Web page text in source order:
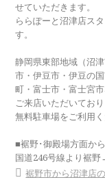
せていただきます。
ららぽーと沼津店ス
す。
静岡県東部地域（沼
市・伊豆市・伊豆の
町・富士市・富士宮
ご来店いただいてお
無料駐車場をご利
■裾野･御殿場方面か
国道246号線より裾
裾野市から沼津店